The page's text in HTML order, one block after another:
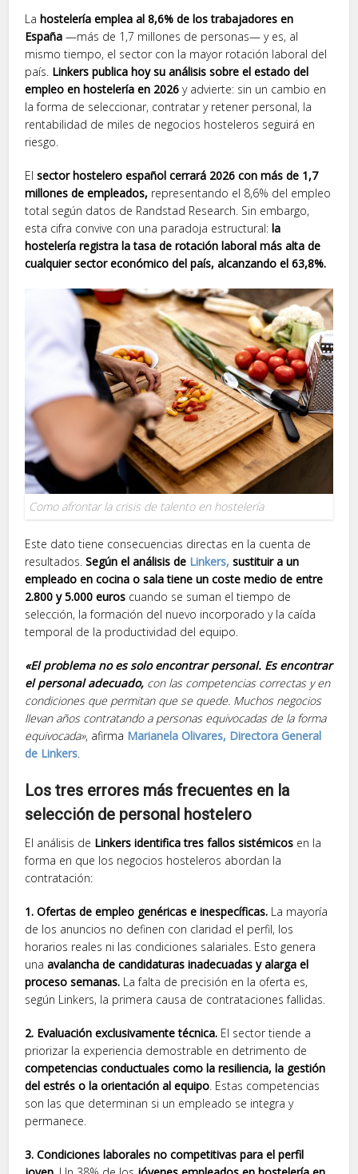
La hostelería emplea al 8,6% de los trabajadores en
España —más de 1,7 millones de personas— y es, al
mismo tiempo, el sector con la mayor rotación laboral del
país. Linkers publica hoy su análisis sobre el estado del
empleo en hostelería en 2026y advierte: sin un cambio en
la forma de seleccionar, contratar y retener personal, la
rentabilidad de miles de negocios hosteleros seguirá en
riesgo.
Elsector hostelero español cerrará 2026 con más de 1,7
millones de empleados, representando el 8,6% del empleo
total según datos de Randstad Research. Sin embargo,
esta cifra convive con una paradoja estructural: la
hostelería registra la tasa de rotación laboral más alta de
cualquier sector económico del país, alcanzando el 63,8%.
Como afrontar la crisis de talento en hostelería
Este dato tiene consecuencias directas en la cuenta de
resultados. Según el análisis de Linkers, sustituir a un
empleado en cocina o sala tiene un coste medio de entre
2.800 y 5.000 euros cuando se suman el tiempo de
selección, la formación del nuevo incorporado y la caída
temporal de la productividad del equipo.
«El problema no es solo encontrar personal. Es encontrar
el personal adecuado, con las competencias correctas y en
condiciones que permitan que se quede. Muchos negocios
llevan años contratando a personas equivocadas de la forma
equivocada», afirma Marianela Olivares, Directora General
de Linkers
Los tres errores más frecuentes en la
selección de personal hostelero
El análisis de Linkers identifica tres fallos sistémicos en la
forma en que los negocios hosteleros abordan la
contratación:
1. Ofertas de empleo genéricas e inespecíficas. La mayoría
de los anuncios no definen con claridad el perfil, los
horarios reales ni las condiciones salariales. Esto genera
una avalancha de candidaturas inadecuadas y alarga el
proceso semanas. La falta de precisión en la oferta es,
según Linkers, la primera causa de contrataciones fallidas.
2. Evaluación exclusivamente técnica. El sector tiende a
priorizar la experiencia demostrable en detrimento de
competencias conductuales como la resiliencia, la gestión
del estrés o la orientación al equipo . Estas competencias
son las que determinan si un empleado se integra y
permanece.
3. Condiciones laborales no competitivas para el perfil